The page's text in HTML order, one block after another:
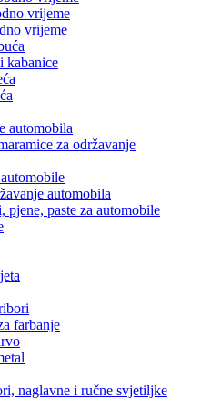
vrijeme
vrijeme
kabanice
automobila
za održavanje
automobila
pjene, paste za automobile
farbanje
naglavne i ručne svjetiljke